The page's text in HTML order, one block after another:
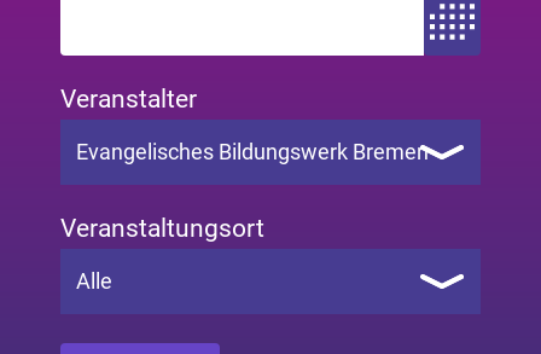
Zeitraum bis
Veranstalter
Evangelisches Bildungswerk Bremen
Veranstaltungsort
Alle